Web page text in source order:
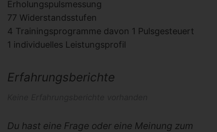
Erholungspulsmessung
77 Widerstandsstufen
4 Trainingsprogramme davon 1 Pulsgesteuert
1 individuelles Leistungsprofil
Erfahrungsberichte
Du hast eine Frage oder eine Meinung zum